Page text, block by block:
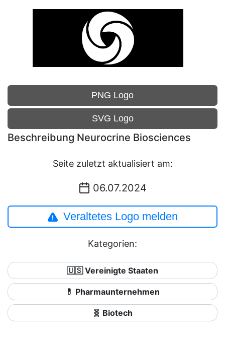
PNG Logo
SVG Logo
Beschreibung Neurocrine Biosciences
Seite zuletzt aktualisiert am:
06.07.2024
Veraltetes Logo melden
Kategorien:
🇺🇸 Vereinigte Staaten
💊 Pharmaunternehmen
🧬 Biotech